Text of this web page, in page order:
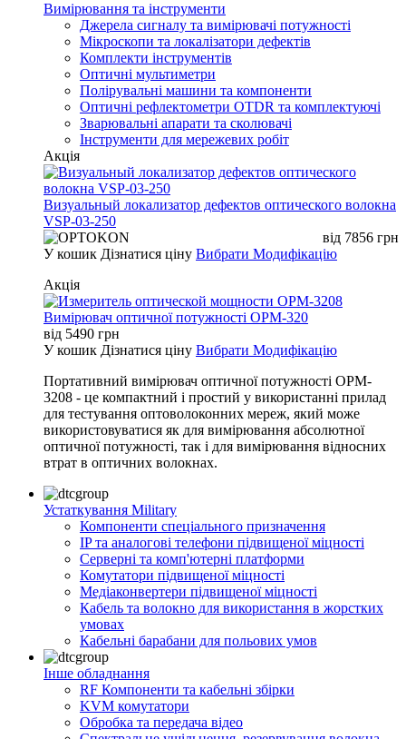
Вимірювання та інструменти
Джерела сигналу та вимірювачі потужності
Мікроскопи та локалізатори дефектів
Комплекти інструментів
Оптичні мультиметри
Полірувальні машини та компоненти
Оптичні рефлектометри OTDR та комплектуючі
Зварювальні апарати та сколювачі
Інструменти для мережевих робіт
Акція
Визуальный локализатор дефектов оптического волокна
VSP-03-250
від 7856 грн
У кошик Дізнатися ціну Вибрати Модифікацію
Акція
Вимірювач оптичної потужності OPM-320
від 5490 грн
У кошик Дізнатися ціну Вибрати Модифікацію
Портативний вимірювач оптичної потужності OPM-
3208 - це компактний і простий у використанні прилад
для тестування оптоволоконних мереж, який може
використовуватися як для вимірювання абсолютної
оптичної потужності, так і для вимірювання відносних
втрат в оптичних волокнах.
Устаткування Military
Компоненти спеціального призначення
IP та аналогові телефони підвищеної міцності
Серверні та комп'ютерні платформи
Комутатори підвищеної міцності
Медіаконвертери підвищеної міцності
Кабель та волокно для використання в жорстких
умовах
Кабельні барабани для польових умов
Інше обладнання
RF Компоненти та кабельні збірки
KVM комутатори
Обробка та передача відео